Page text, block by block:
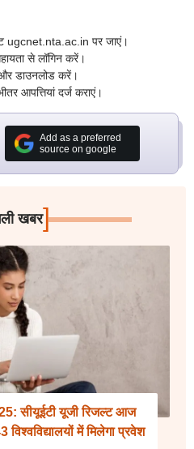
ugcnet.nta.ac.in पर जाएं।
से लॉगिन करें।
डाउनलोड करें।
आपत्तियां दर्ज कराएं।
Add as a preferred
source on google
खबर]
सीयूईटी यूजी रिजल्ट आज
में मिलेगा प्रवेश